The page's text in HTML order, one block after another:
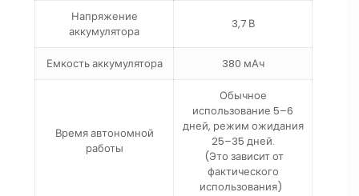
Напряжение
аккумулятора
3,7 В
Емкость аккумулятора 380 мАч
Время автономной
работы
Обычное
использование 5–6
дней, режим ожидания
25–35 дней.
(Это зависит от
фактического
использования)